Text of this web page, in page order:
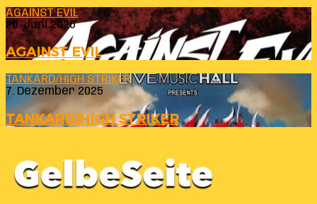
AGAINST EVIL
26. Juni 2026
AGAINST EVIL
TANKARD/HIGH STRIKER
7. Dezember 2025
TANKARD/HIGH STRIKER